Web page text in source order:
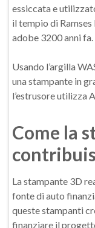
essiccata e
il tempio di
adobe 3200 anni fa.
Usando l’argilla
una stampante in
l’estrusore utilizza
Come la
La stampante 3D
fonte di auto
queste stampanti
finanziare il